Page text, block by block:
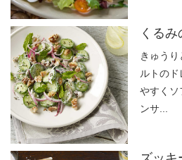
くる
きゅう
ルトの
やすくソ
ンサ...